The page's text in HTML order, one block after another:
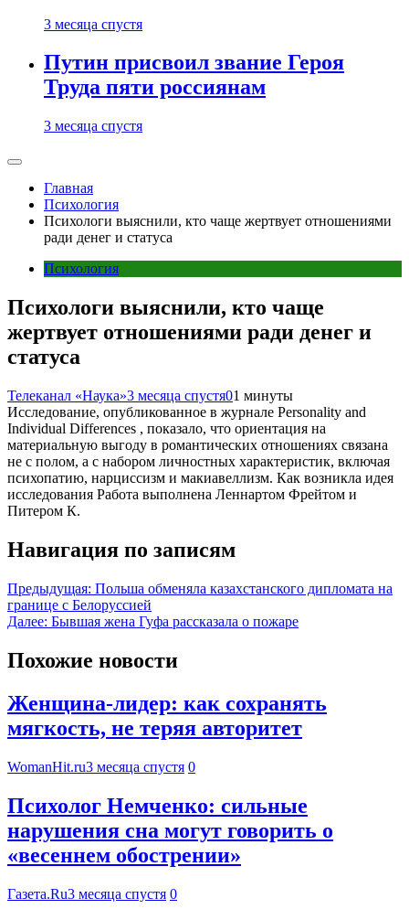
3 месяца спустя
Путин присвоил звание Героя
Труда пяти россиянам
3 месяца спустя
Главная
Психология
Психологи выяснили, кто чаще жертвует отношениями
ради денег и статуса
Психология
Психологи выяснили, кто чаще
жертвует отношениями ради денег и
статуса
Телеканал «Наука»3 месяца спустя01 минуты
Исследование, опубликованное в журнале Personality and
Individual Differences , показало, что ориентация на
материальную выгоду в романтических отношениях связана
не с полом, а с набором личностных характеристик, включая
психопатию, нарциссизм и макиавеллизм. Как возникла идея
исследования Работа выполнена Леннартом Фрейтом и
Питером К.
Навигация по записям
Предыдущая: Польша обменяла казахстанского дипломата на
границе с Белоруссией
Далее: Бывшая жена Гуфа рассказала о пожаре
Похожие новости
Женщина-лидер: как сохранять
мягкость, не теряя авторитет
WomanHit.ru3 месяца спустя 0
Психолог Немченко: сильные
нарушения сна могут говорить о
«весеннем обострении»
Газета.Ru3 месяца спустя 0